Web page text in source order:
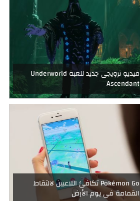
فيديو ترويجى جديد للعبة Underworld
Ascendant
Pokémon Go تكافئ اللاعبين لالتقاط
القمامة فى يوم الأرض